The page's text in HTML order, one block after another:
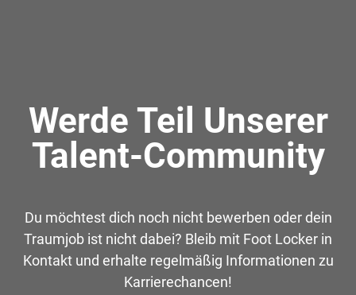
Werde Teil Unserer
Talent-Community
Du möchtest dich noch nicht bewerben oder dein
Traumjob ist nicht dabei? Bleib mit Foot Locker in
Kontakt und erhalte regelmäßig Informationen zu
Karrierechancen!